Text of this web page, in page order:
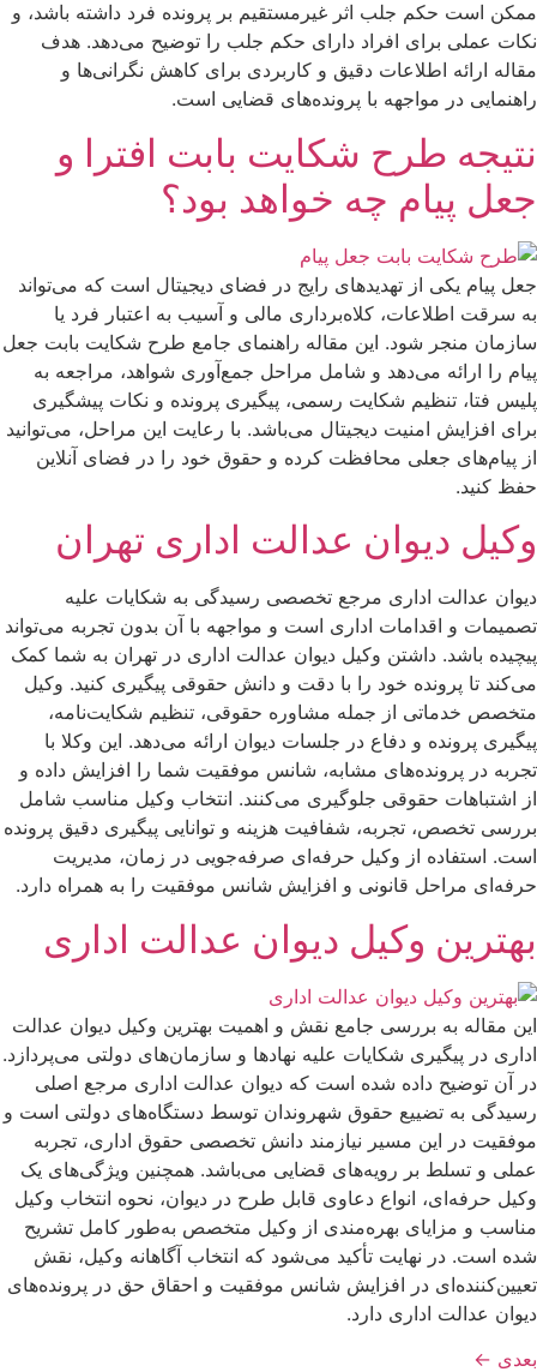
ممکن است حکم جلب اثر غیرمستقیم بر پرونده فرد داشته باشد، و
نکات عملی برای افراد دارای حکم جلب را توضیح می‌دهد. هدف
مقاله ارائه اطلاعات دقیق و کاربردی برای کاهش نگرانی‌ها و
راهنمایی در مواجهه با پرونده‌های قضایی است.
نتیجه طرح شکایت بابت افترا و
جعل پیام چه خواهد بود؟
جعل پیام یکی از تهدیدهای رایج در فضای دیجیتال است که می‌تواند
به سرقت اطلاعات، کلاه‌برداری مالی و آسیب به اعتبار فرد یا
سازمان منجر شود. این مقاله راهنمای جامع طرح شکایت بابت جعل
پیام را ارائه می‌دهد و شامل مراحل جمع‌آوری شواهد، مراجعه به
پلیس فتا، تنظیم شکایت رسمی، پیگیری پرونده و نکات پیشگیری
برای افزایش امنیت دیجیتال می‌باشد. با رعایت این مراحل، می‌توانید
از پیام‌های جعلی محافظت کرده و حقوق خود را در فضای آنلاین
حفظ کنید.
وکیل دیوان عدالت اداری تهران
دیوان عدالت اداری مرجع تخصصی رسیدگی به شکایات علیه
تصمیمات و اقدامات اداری است و مواجهه با آن بدون تجربه می‌تواند
پیچیده باشد. داشتن وکیل دیوان عدالت اداری در تهران به شما کمک
می‌کند تا پرونده خود را با دقت و دانش حقوقی پیگیری کنید. وکیل
متخصص خدماتی از جمله مشاوره حقوقی، تنظیم شکایت‌نامه،
پیگیری پرونده و دفاع در جلسات دیوان ارائه می‌دهد. این وکلا با
تجربه در پرونده‌های مشابه، شانس موفقیت شما را افزایش داده و
از اشتباهات حقوقی جلوگیری می‌کنند. انتخاب وکیل مناسب شامل
بررسی تخصص، تجربه، شفافیت هزینه و توانایی پیگیری دقیق پرونده
است. استفاده از وکیل حرفه‌ای صرفه‌جویی در زمان، مدیریت
حرفه‌ای مراحل قانونی و افزایش شانس موفقیت را به همراه دارد.
بهترین وکیل دیوان عدالت اداری
این مقاله به بررسی جامع نقش و اهمیت بهترین وکیل دیوان عدالت
اداری در پیگیری شکایات علیه نهادها و سازمان‌های دولتی می‌پردازد.
در آن توضیح داده شده است که دیوان عدالت اداری مرجع اصلی
رسیدگی به تضییع حقوق شهروندان توسط دستگاه‌های دولتی است و
موفقیت در این مسیر نیازمند دانش تخصصی حقوق اداری، تجربه
عملی و تسلط بر رویه‌های قضایی می‌باشد. همچنین ویژگی‌های یک
وکیل حرفه‌ای، انواع دعاوی قابل طرح در دیوان، نحوه انتخاب وکیل
مناسب و مزایای بهره‌مندی از وکیل متخصص به‌طور کامل تشریح
شده است. در نهایت تأکید می‌شود که انتخاب آگاهانه وکیل، نقش
تعیین‌کننده‌ای در افزایش شانس موفقیت و احقاق حق در پرونده‌های
دیوان عدالت اداری دارد.
بعدی ←